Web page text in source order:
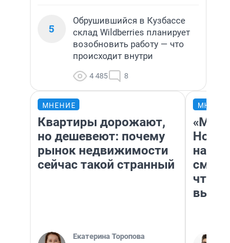
5
Обрушившийся в Кузбассе
склад Wildberries планирует
возобновить работу — что
происходит внутри
4 485 8
МНЕНИЕ
Квартиры дорожают,
но дешевеют: почему
рынок недвижимости
сейчас такой странный
Екатерина Торопова
«Мы